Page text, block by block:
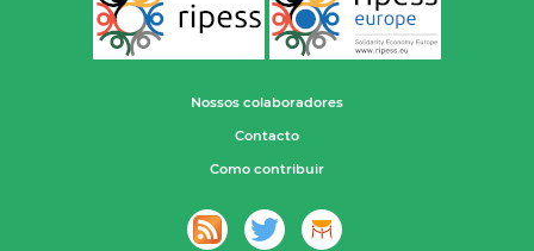
Nossos colaboradores
Contacto
Como contribuir